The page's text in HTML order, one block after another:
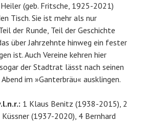
(geb. Fritsche, 1925-2021)
Tisch. Sie ist mehr als nur
der Runde, Teil der Geschichte
über Jahrzehnte hinweg ein fester
ist. Auch Vereine kehren hier
der Stadtrat lässt nach seinen
im »Ganterbräu« ausklingen.
1 Klaus Benitz (1938-2015), 2
Küssner (1937-2020), 4 Bernhard